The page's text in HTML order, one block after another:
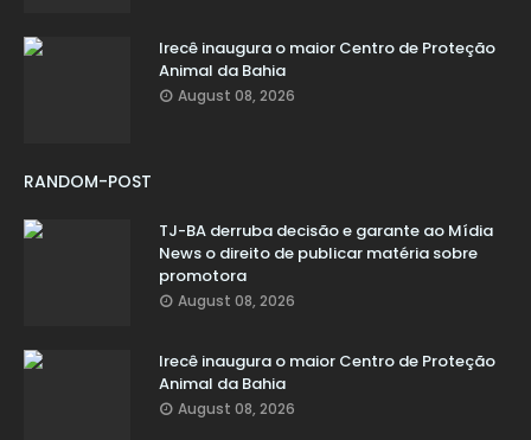
Irecê inaugura o maior Centro de Proteção
Animal da Bahia
August 08, 2026
RANDOM-POST
TJ-BA derruba decisão e garante ao Mídia
News o direito de publicar matéria sobre
promotora
August 08, 2026
Irecê inaugura o maior Centro de Proteção
Animal da Bahia
August 08, 2026